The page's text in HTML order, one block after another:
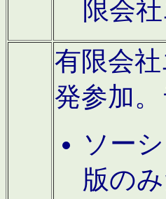
限会
有限会
発参加
ソー
版の